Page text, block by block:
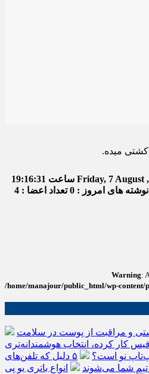
میده.
Friday, 7 August ساعت 19:16:32
نوشته های امروز : 0
تعداد اعضا : 4
Warning:
/home/manajour/public_html/wp-content/
و مراقبت از پوست در سلامت
کار کرده، انتخاب هوشمندانه‌تری
نو است؟
۵ دلیل که تلفن‌های IP سیسکو باعث
تیم شما می‌شوند
انواع باتری یو پی